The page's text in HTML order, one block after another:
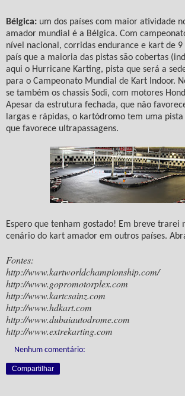
Bélgica: um dos países com maior atividade
amador mundial é a Bélgica. Com
nível nacional, corridas endurance e kart de 9
país que a maioria das pistas são cobertas
aqui o Hurricane Karting, pista que será a
para o Campeonato Mundial de Kart Indoor.
se também os chassis Sodi, com motores
Apesar da estrutura fechada, que não
largas e rápidas, o kartódromo tem uma
que favorece ultrapassagens.
Espero que tenham gostado! Em breve trarei
cenário do kart amador em outros países.
Fontes:
http://www.kartworldchampionship.com/
http://www.gopromotorplex.com
http://www.kartcsainz.com
http://www.hdkart.com
http://www.dubaiautodrome.com
http://www.extrekarting.com
Nenhum comentário:
Compartilhar